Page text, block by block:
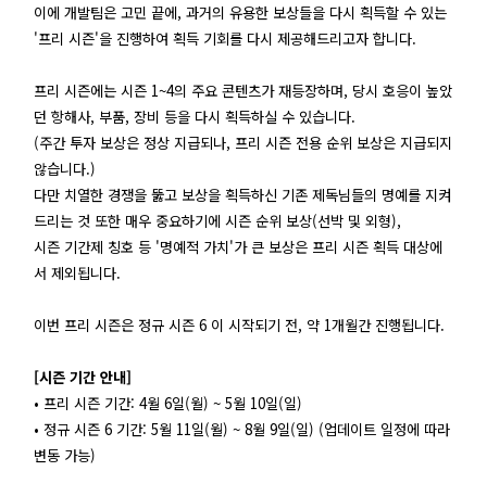
이에 개발팀은 고민 끝에, 과거의 유용한 보상들을 다시 획득할 수 있는
'프리 시즌'을 진행하여 획득 기회를 다시 제공해드리고자 합니다.
프리 시즌에는 시즌 1~4의 주요 콘텐츠가 재등장하며, 당시 호응이 높았
던 항해사, 부품, 장비 등을 다시 획득하실 수 있습니다.
(주간 투자 보상은 정상 지급되나, 프리 시즌 전용 순위 보상은 지급되지
않습니다.)
다만 치열한 경쟁을 뚫고 보상을 획득하신 기존 제독님들의 명예를 지켜
드리는 것 또한 매우 중요하기에 시즌 순위 보상(선박 및 외형),
시즌 기간제 칭호 등 '명예적 가치'가 큰 보상은 프리 시즌 획득 대상에
서 제외됩니다.
이번 프리 시즌은 정규 시즌 6 이 시작되기 전, 약 1개월간 진행됩니다.
[시즌 기간 안내]
• 프리 시즌 기간: 4월 6일(월) ~ 5월 10일(일)
• 정규 시즌 6 기간: 5월 11일(월) ~ 8월 9일(일) (업데이트 일정에 따라
변동 가능)